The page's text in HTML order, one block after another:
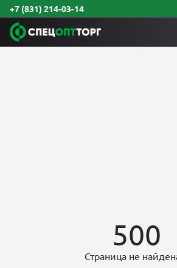
+7 (831) 214-03-14
500
Страница не